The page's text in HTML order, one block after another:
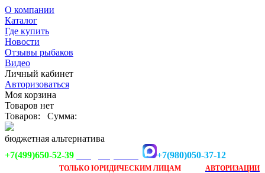
О компании
Каталог
Где купить
Новости
Отзывы рыбаков
Видео
Личный кабинет
Авторизоваться
Моя корзина
Товаров нет
Товаров:
Сумма:
бюджетная альтернатива
+7(499)650-52-39
+7(980)050-37-12
ТОЛЬКО ЮРИДИЧЕСКИМ ЛИЦАМ АВТОРИЗАЦИИ